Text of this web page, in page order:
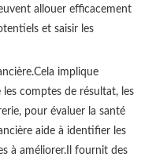
allouer efficacement
et saisir les
implique
les comptes de résultat, les
pour évaluer la santé
aide à identifier les
à améliorer.Il fournit des